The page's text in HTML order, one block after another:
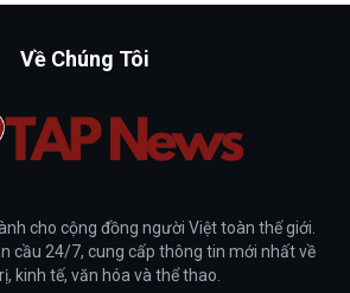
Về Chúng Tôi
cho cộng đồng người Việt toàn thế giới.
cầu 24/7, cung cấp thông tin mới nhất về
kinh tế, văn hóa và thể thao.